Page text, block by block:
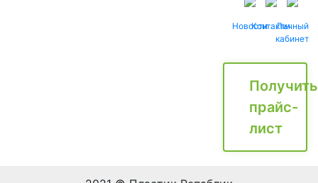
НовостиКонтактыЛичный
кабинет
Получить
прайс-
лист